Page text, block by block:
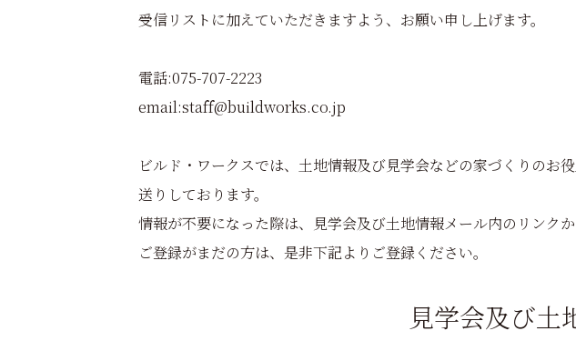
受信リストに加えていただきますよう、お願い申し上げます。
電話:075-707-2223
email:staff@buildworks.co.jp
ビルド・ワークスでは、土地情報及び見学会などの家づくりのお
送りしております。
情報が不要になった際は、見学会及び土地情報メール内のリンク
ご登録がまだの方は、是非下記よりご登録ください。
見学会及び土